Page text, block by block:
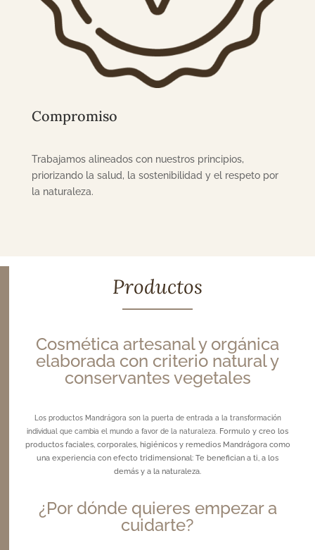
Compromiso
Trabajamos alineados con nuestros principios,
priorizando la salud, la sostenibilidad y el respeto por
la naturaleza.
Productos
Cosmética artesanal y orgánica
elaborada con criterio natural y
conservantes vegetales
Los productos Mandrágora son la puerta de entrada a la transformación
individual que cambia el mundo a favor de la naturaleza. Formulo y creo los
productos faciales, corporales, higiénicos y remedios Mandrágora como
una experiencia con efecto tridimensional: Te benefician a ti, a los
demás y a la naturaleza.
¿Por dónde quieres empezar a
cuidarte?